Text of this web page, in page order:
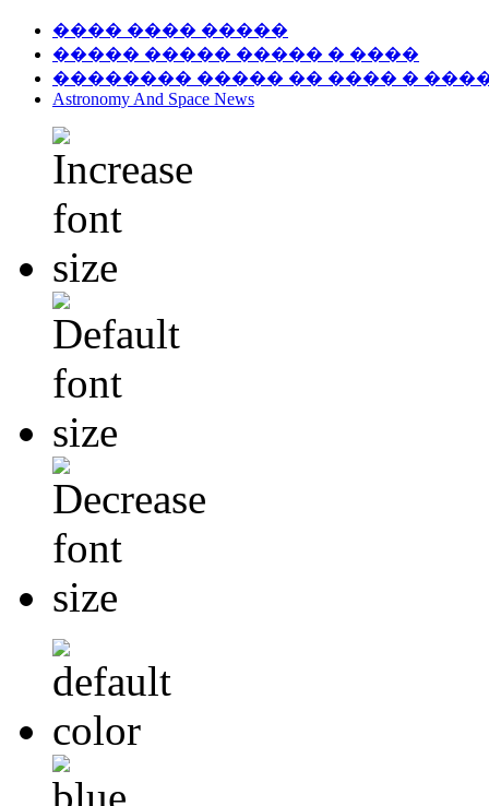
���� ���� �����
����� ����� ����� � ����
�������� ����� �� ���� �
Astronomy And Space News